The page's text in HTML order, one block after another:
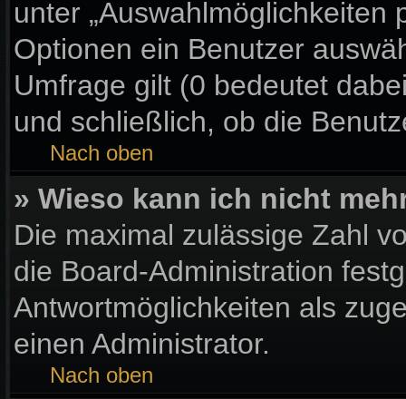
unter „Auswahlmöglichkeiten
Optionen ein Benutzer
Umfrage gilt (0 bedeutet
und schließlich, ob die
Nach oben
» Wieso kann ich nicht
Die maximal zulässige Zahl
die Board-Administration
Antwortmöglichkeiten als
einen Administrator.
Nach oben